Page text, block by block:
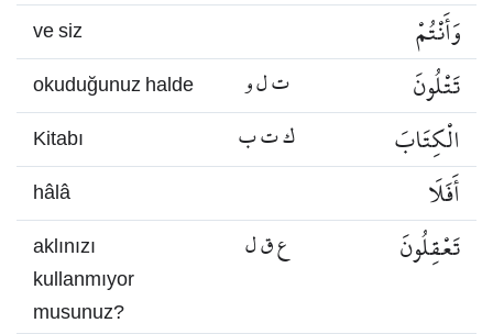
ve siz وَأَنْتُمْ
okuduğunuz halde ت ل و تَتْلُونَ
Kitabı ك ت ب الْكِتَابَ
hâlâ أَفَلَا
aklınızı
kullanmıyor
musunuz?
ع ق ل تَعْقِلُونَ